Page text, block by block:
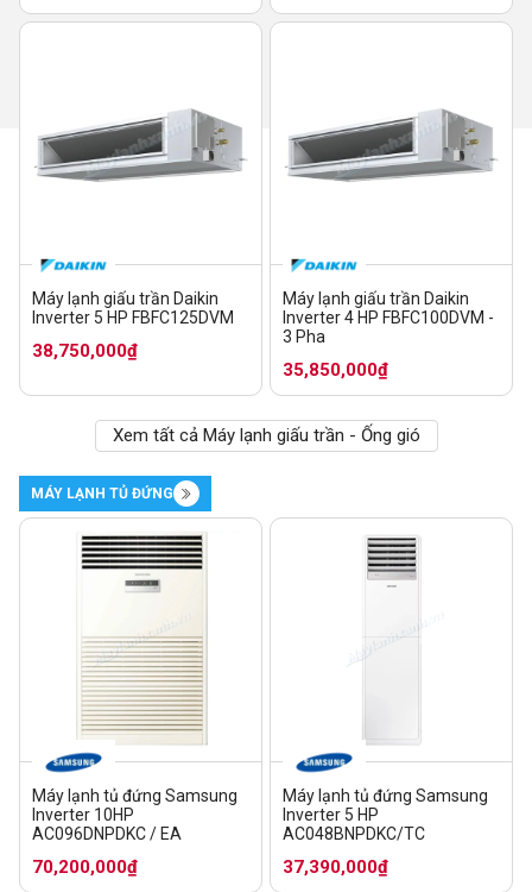
Máy lạnh giấu trần Daikin
Inverter 5 HP FBFC125DVM
38,750,000₫
Máy lạnh giấu trần Daikin
Inverter 4 HP FBFC100DVM -
3 Pha
35,850,000₫
Xem tất cả Máy lạnh giấu trần - Ống gió
MÁY LẠNH TỦ ĐỨNG
Máy lạnh tủ đứng Samsung
Inverter 10HP
AC096DNPDKC / EA
70,200,000₫
Máy lạnh tủ đứng Samsung
Inverter 5 HP
AC048BNPDKC/TC
37,390,000₫